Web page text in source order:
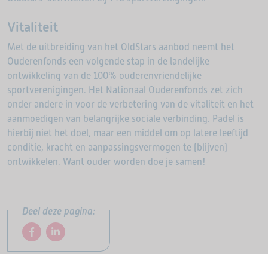
Vitaliteit
Met de uitbreiding van het OldStars aanbod neemt het
Ouderenfonds een volgende stap in de landelijke
ontwikkeling van de 100% ouderenvriendelijke
sportverenigingen. Het Nationaal Ouderenfonds zet zich
onder andere in voor de verbetering van de vitaliteit en het
aanmoedigen van belangrijke sociale verbinding. Padel is
hierbij niet het doel, maar een middel om op latere leeftijd
conditie, kracht en aanpassingsvermogen te (blijven)
ontwikkelen. Want ouder worden doe je samen!
Deel deze pagina: